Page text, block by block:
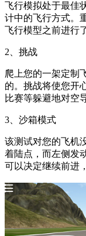
飞行模拟处于最佳
计中的飞行方式。
飞行模型之前进行
2、挑战
爬上您的一架定制
的。挑战将使您开
比赛等躲避地对空
3、沙箱模式
该测试对您的飞机
着陆点，而左侧发
可以决定继续前进